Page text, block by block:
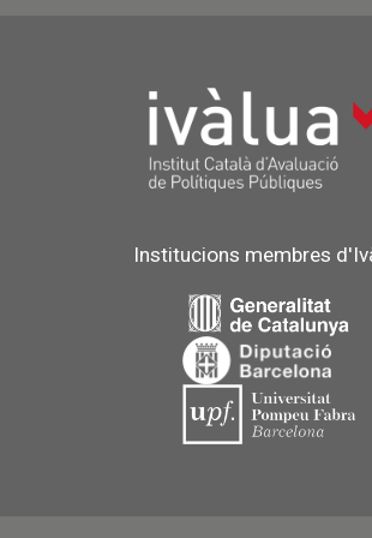
Institucions membres